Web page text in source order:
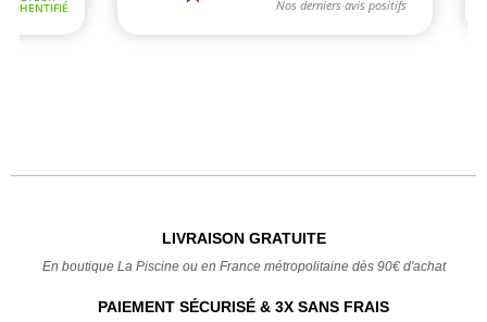
LIVRAISON GRATUITE
En boutique La Piscine ou en France métropolitaine dès 90€ d'achat
PAIEMENT SÉCURISÉ & 3X SANS FRAIS